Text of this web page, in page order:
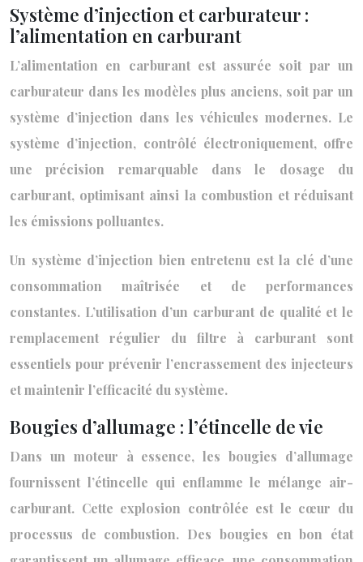
Système d’injection et carburateur :
l’alimentation en carburant
L’alimentation en carburant est assurée soit par un
carburateur dans les modèles plus anciens, soit par un
système d’injection dans les véhicules modernes. Le
système d’injection, contrôlé électroniquement, offre
une précision remarquable dans le dosage du
carburant, optimisant ainsi la combustion et réduisant
les émissions polluantes.
Un système d’injection bien entretenu est la clé d’une
consommation maîtrisée et de performances
constantes. L’utilisation d’un carburant de qualité et le
remplacement régulier du filtre à carburant sont
essentiels pour prévenir l’encrassement des injecteurs
et maintenir l’efficacité du système.
Bougies d’allumage : l’étincelle de vie
Dans un moteur à essence, les bougies d’allumage
fournissent l’étincelle qui enflamme le mélange air-
carburant. Cette explosion contrôlée est le cœur du
processus de combustion. Des bougies en bon état